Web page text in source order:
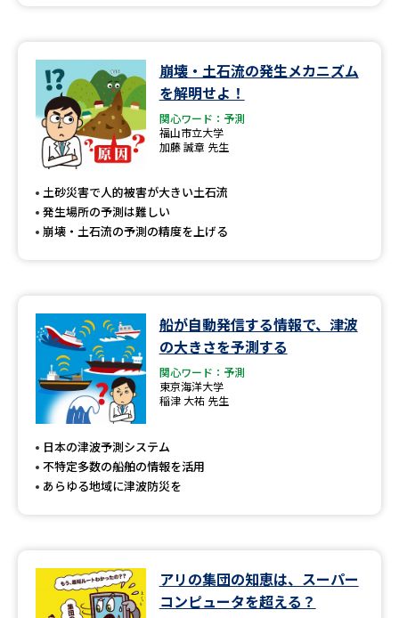
崩壊・土石流の発生メカニズム
を解明せよ！
関心ワード：予測
福山市立大学
加藤 誠章 先生
土砂災害で人的被害が大きい土石流
発生場所の予測は難しい
崩壊・土石流の予測の精度を上げる
船が自動発信する情報で、津波
の大きさを予測する
関心ワード：予測
東京海洋大学
稲津 大祐 先生
日本の津波予測システム
不特定多数の船舶の情報を活用
あらゆる地域に津波防災を
アリの集団の知恵は、スーパー
コンピュータを超える？